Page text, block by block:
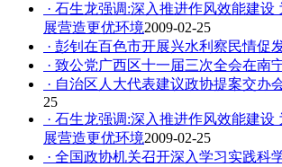
· 石生龙强调:深入推进作风效能建设
展营造更优环境2009-02-25
· 彭钊在百色市开展兴水利察民情促
· 致公党广西区十一届三次全会在南
· 自治区人大代表建议政协提案交办
25
· 石生龙强调:深入推进作风效能建设
展营造更优环境2009-02-25
· 全国政协机关召开深入学习实践科